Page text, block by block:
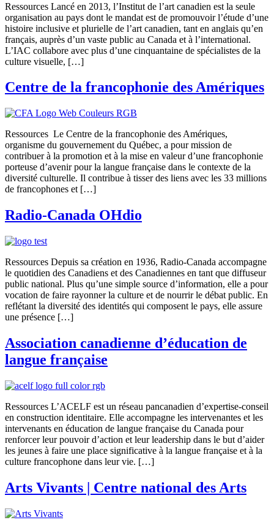
Ressources Lancé en 2013, l’Institut de l’art canadien est la seule
organisation au pays dont le mandat est de promouvoir l’étude d’une
histoire inclusive et plurielle de l’art canadien, tant en anglais qu’en
français, auprès d’un vaste public au Canada et à l’international.
L’IAC collabore avec plus d’une cinquantaine de spécialistes de la
culture visuelle, […]
Centre de la francophonie des Amériques
Ressources Le Centre de la francophonie des Amériques,
organisme du gouvernement du Québec, a pour mission de
contribuer à la promotion et à la mise en valeur d’une francophonie
porteuse d’avenir pour la langue française dans le contexte de la
diversité culturelle. Il contribue à tisser des liens avec les 33 millions
de francophones et […]
Radio-Canada OHdio
Ressources Depuis sa création en 1936, Radio-Canada accompagne
le quotidien des Canadiens et des Canadiennes en tant que diffuseur
public national. Plus qu’une simple source d’information, elle a pour
vocation de faire rayonner la culture et de nourrir le débat public. En
reflétant la diversité des identités qui composent le pays, elle assure
une présence […]
Association canadienne d’éducation de
langue française
Ressources L’ACELF est un réseau pancanadien d’expertise-conseil
en construction identitaire. Elle accompagne les intervenantes et les
intervenants en éducation de langue française du Canada pour
renforcer leur pouvoir d’action et leur leadership dans le but d’aider
les jeunes à faire une place significative à la langue française et à la
culture francophone dans leur vie. […]
Arts Vivants | Centre national des Arts